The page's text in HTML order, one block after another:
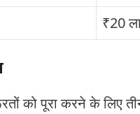
₹20
को पूरा करने के